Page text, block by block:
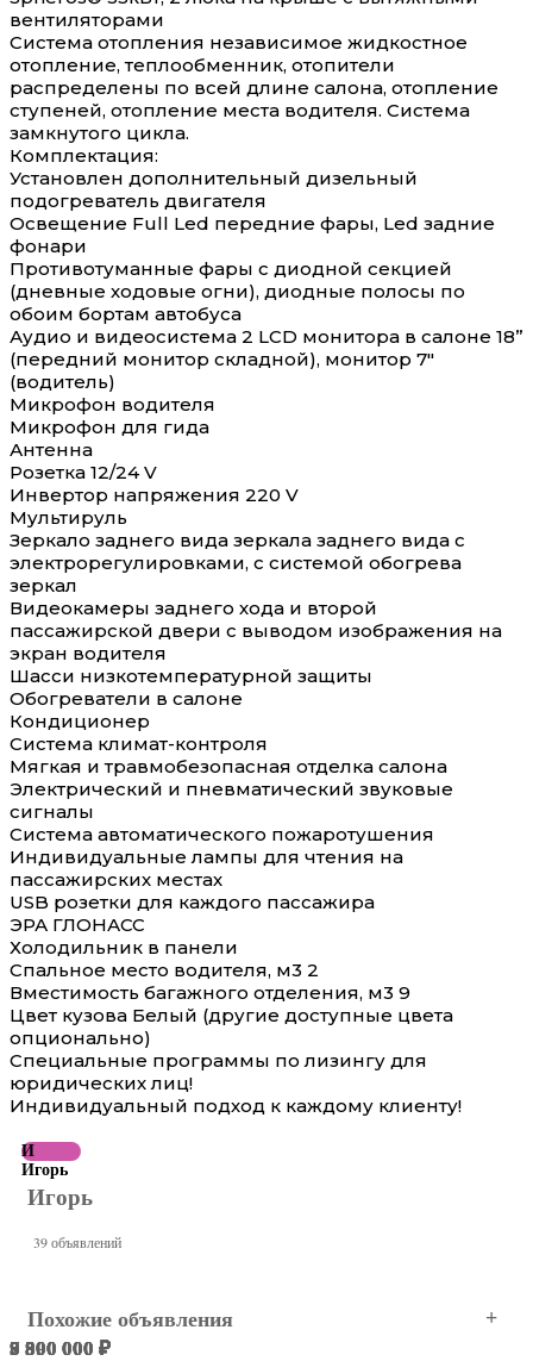
вентиляторами
Система отопления независимое жидкостное
отопление, теплообменник, отопители
распределены по всей длине салона, отопление
ступеней, отопление места водителя. Система
замкнутого цикла.
Комплектация:
Установлен дополнительный дизельный
подогреватель двигателя
Освещение Full Led передние фары, Led задние
фонари
Противотуманные фары с диодной секцией
(дневные ходовые огни), диодные полосы по
обоим бортам автобуса
Аудио и видеосистема 2 LCD монитора в салоне 18”
(передний монитор складной), монитор 7"
(водитель)
Микрофон водителя
Микрофон для гида
Антенна
Розетка 12/24 V
Инвертор напряжения 220 V
Мультируль
Зеркало заднего вида зеркала заднего вида с
электрорегулировками, с системой обогрева
зеркал
Видеокамеры заднего хода и второй
пассажирской двери с выводом изображения на
экран водителя
Шасси низкотемпературной защиты
Обогреватели в салоне
Кондиционер
Система климат-контроля
Мягкая и травмобезопасная отделка салона
Электрический и пневматический звуковые
сигналы
Система автоматического пожаротушения
Индивидуальные лампы для чтения на
пассажирских местах
USB розетки для каждого пассажира
ЭРА ГЛОНАСС
Холодильник в панели
Спальное место водителя, м3 2
Вместимость багажного отделения, м3 9
Цвет кузова Белый (другие доступные цвета
опционально)
Специальные программы по лизингу для
юридических лиц!
Индивидуальный подход к каждому клиенту!
И
Игорь
Игорь
39 объявлений
Похожие объявления
8 500 000 ₽
5 800 000 ₽
7 800 000 ₽
9 500 000 ₽
9 800 000 ₽
5 990 000 ₽